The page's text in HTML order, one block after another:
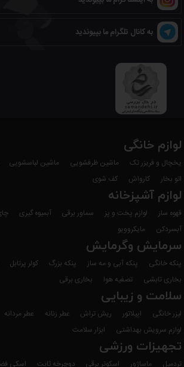
به کانال تلگرام ما بپیوندید
لوازم خانگی
یخچال و فریزر تک ماشین ظرفشویی ماشین لباسشویی
اتو بخار
کارواش کف شوی
لوازم آشپزخانه
قهوه ساز لوازم پخت و پز سماور برقی آبمیوه گیری
آبسردکن
مایکروویو
سرمایش وگرمایش
پنکه خانگی پنکه آبی و مه ساز پنکه بزرگ کولر پرتابل
بخاری تابشی
تصفیه هوا بخاری برقی
سلامت و زیبایی
لیزر خانگی اپیلاتور ریش تراش عطر زنانه
عطر مردانه
لوازم سرویش بهداشتی
ابزار سلامت
تجهیزات ورزشی
تردمیل ماساژور اسکوتر برقی دوچرخه ثابت اسکی